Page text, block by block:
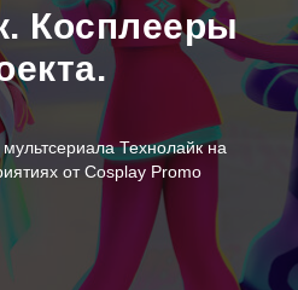
Косплееры
Технолайк на
от Cosplay Promo